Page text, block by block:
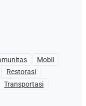
Mobil
Restorasi
Transportasi